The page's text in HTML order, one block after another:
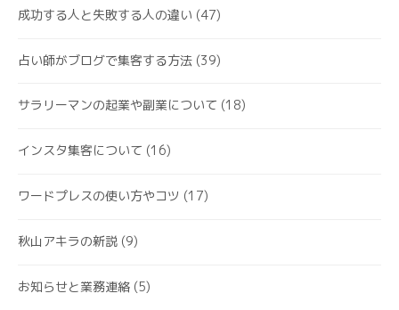
成功する人と失敗する人の違い (47)
占い師がブログで集客する方法 (39)
サラリーマンの起業や副業について (18)
インスタ集客について (16)
ワードプレスの使い方やコツ (17)
秋山アキラの新説 (9)
お知らせと業務連絡 (5)